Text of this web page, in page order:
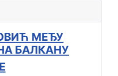
МЕЂУ
БАЛКАНУ